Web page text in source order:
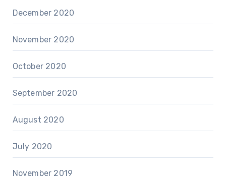
December 2020
November 2020
October 2020
September 2020
August 2020
July 2020
November 2019